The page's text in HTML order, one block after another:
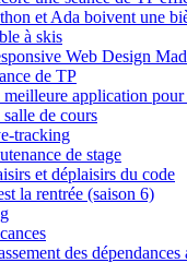
et Ada boivent une
à skis
Web Design
de TP
meilleure application
de cours
tracking
de stage
et déplaisirs du code
la rentrée (saison 6)
des